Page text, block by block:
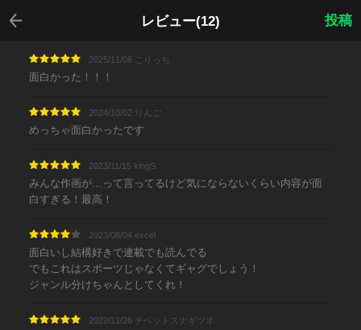
レビュー(12)
戻る
投稿
2025/11/06 こりっち
面白かった！！！
2024/10/02 りんご
めっちゃ面白かったです
2023/11/15 kingS
みんな作画が…って言ってるけど気にならないくらい内容が面
白すぎる！最高！
2023/08/04 excel
面白いし結構好きで連載でも読んでる
でもこれはスポーツじゃなくてギャグでしょう！
ジャンル分けちゃんとしてくれ！
2022/11/26 チベットスナギツネ